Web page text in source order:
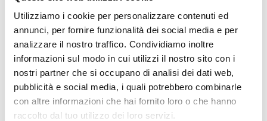
Utilizziamo i cookie per personalizzare contenuti ed
annunci, per fornire funzionalità dei social media e per
analizzare il nostro traffico. Condividiamo inoltre
informazioni sul modo in cui utilizzi il nostro sito con i
nostri partner che si occupano di analisi dei dati web,
pubblicità e social media, i quali potrebbero combinarle
con altre informazioni che hai fornito loro o che hanno
raccolto dal tuo utilizzo dei loro servizi.
Descrizione
Documentazione
Accessori